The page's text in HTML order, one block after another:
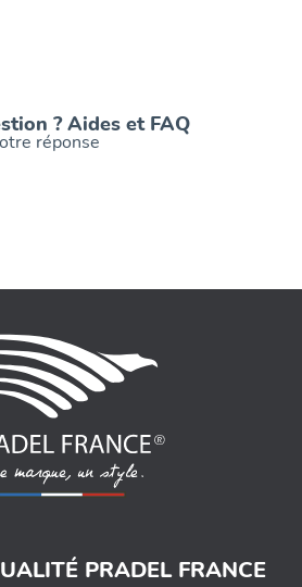
? Aides et FAQ
réponse
PRADEL FRANCE